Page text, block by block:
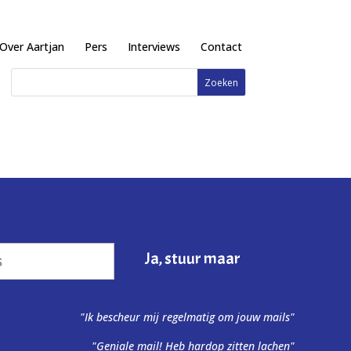
Over Aartjan Pers Interviews Contact
"Ik bescheur mij regelmatig om jouw mails"
"Geniale mail! Heb hardop zitten lachen"